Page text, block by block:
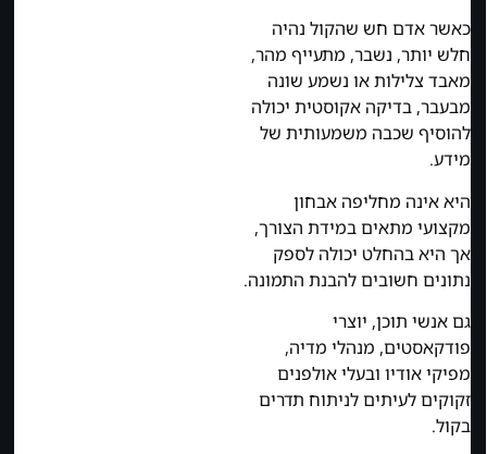
כאשר אדם חש שהקול נהיה
חלש יותר, נשבר, מתעייף מהר,
מאבד צלילות או נשמע שונה
מבעבר, בדיקה אקוסטית יכולה
להוסיף שכבה משמעותית של
מידע.
היא אינה מחליפה אבחון
מקצועי מתאים במידת הצורך,
אך היא בהחלט יכולה לספק
נתונים חשובים להבנת התמונה.
גם אנשי תוכן, יוצרי
פודקאסטים, מנהלי מדיה,
מפיקי אודיו ובעלי אולפנים
זקוקים לעיתים לניתוח תדרים
בקול.